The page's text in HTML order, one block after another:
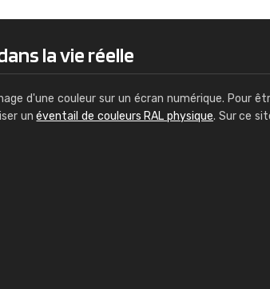
la vie réelle
d'une couleur sur un écran numérique. Pour
unéventail de couleurs RAL physique. Sur ce